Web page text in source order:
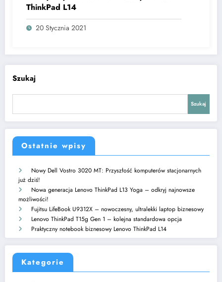
ThinkPad L14
20 Stycznia 2021
Szukaj
Szukaj
Ostatnie wpisy
Nowy Dell Vostro 3020 MT: Przyszłość komputerów stacjonarnych
już dziś!
Nowa generacja Lenovo ThinkPad L13 Yoga – odkryj najnowsze
możliwości!
Fujitsu LifeBook U9312X – nowoczesny, ultralekki laptop biznesowy
Lenovo ThinkPad T15g Gen 1 – kolejna standardowa opcja
Praktyczny notebook biznesowy Lenovo ThinkPad L14
Kategorie